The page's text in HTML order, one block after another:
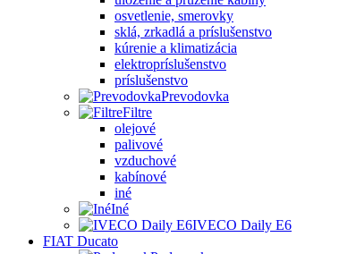
osvetlenie, smerovky
sklá, zrkadlá a príslušenstvo
kúrenie a klimatizácia
elektropríslušenstvo
príslušenstvo
Prevodovka
Filtre
olejové
palivové
vzduchové
kabínové
iné
Iné
IVECO Daily E6
FIAT Ducato